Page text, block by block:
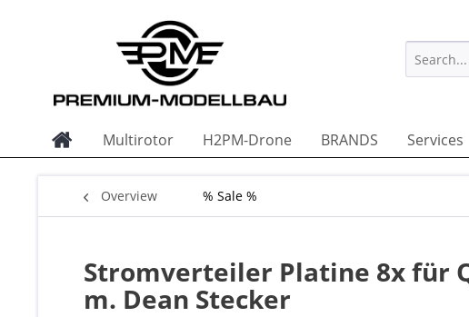
Multirotor H2PM-Drone BRANDS Services
Overview % Sale %
Stromverteiler Platine 8x für
m. Dean Stecker